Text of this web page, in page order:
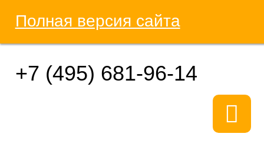
Полная версия сайта
+7 (495) 681-96-14